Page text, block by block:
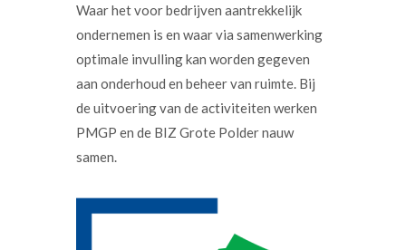
Waar het voor bedrijven aantrekkelijk
ondernemen is en waar via samenwerking
optimale invulling kan worden gegeven
aan onderhoud en beheer van ruimte. Bij
de uitvoering van de activiteiten werken
PMGP en de BIZ Grote Polder nauw
samen.